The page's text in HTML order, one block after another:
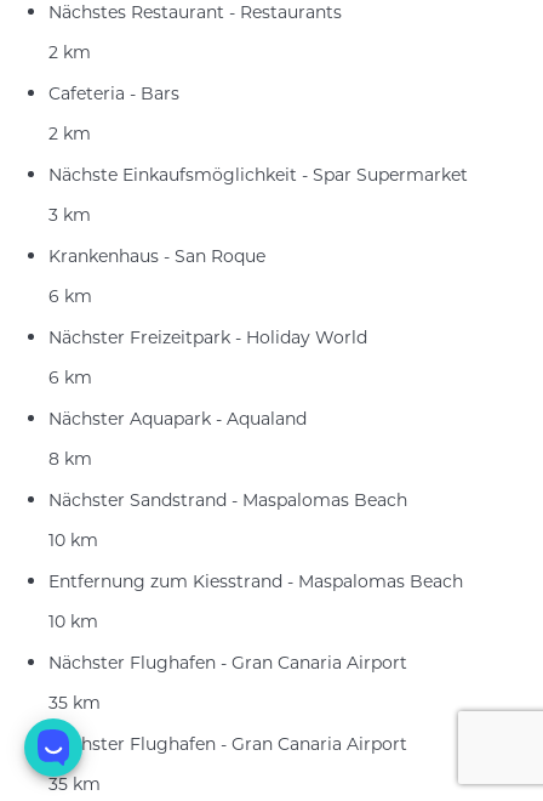
Nächstes Restaurant - Restaurants
2 km
Cafeteria - Bars
2 km
Nächste Einkaufsmöglichkeit - Spar Supermarket
3 km
Krankenhaus - San Roque
6 km
Nächster Freizeitpark - Holiday World
6 km
Nächster Aquapark - Aqualand
8 km
Nächster Sandstrand - Maspalomas Beach
10 km
Entfernung zum Kiesstrand - Maspalomas Beach
10 km
Nächster Flughafen - Gran Canaria Airport
35 km
Nächster Flughafen - Gran Canaria Airport
35 km